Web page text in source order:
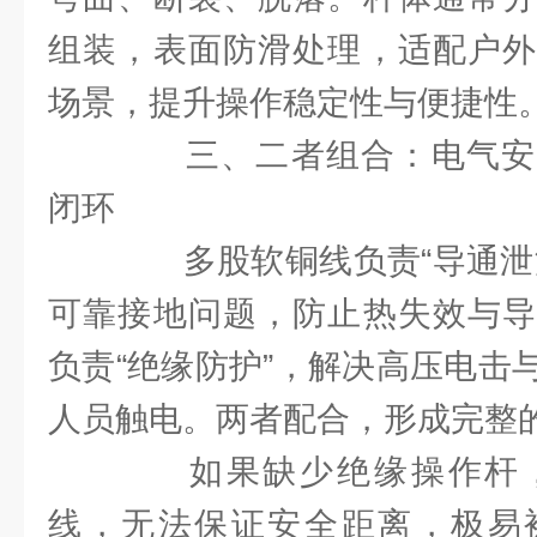
组装，表面防滑处理，适配户
场景，提升操作稳定性与便捷性
三、二者组合：电气安
闭环
多股软铜线负责“导通泄
可靠接地问题，防止热失效与
负责“绝缘防护”，解决高压电击
人员触电。两者配合，形成完整
如果缺少绝缘操作杆
线，无法保证安全距离，极易